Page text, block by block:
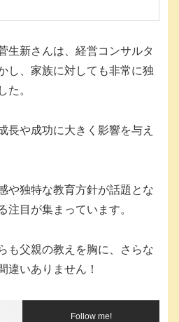
生新さんは、経営コンサルタ
し、家族に対しても非常に独
た。
長や成功に大きく影響を与え
や独特な教育方針が話題とな
注目が集まっています。
も父親の教えを胸に、さらな
違いありません！
Follow me!